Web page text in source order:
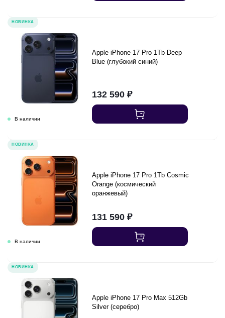
НОВИНКА
Apple iPhone 17 Pro 1Tb Deep
Blue (глубокий синий)
132 590₽
НОВИНКА
Apple iPhone 17 Pro 1Tb Cosmic
Orange (космический
оранжевый)
131 590₽
НОВИНКА
Apple iPhone 17 Pro Max 512Gb
Silver (серебро)